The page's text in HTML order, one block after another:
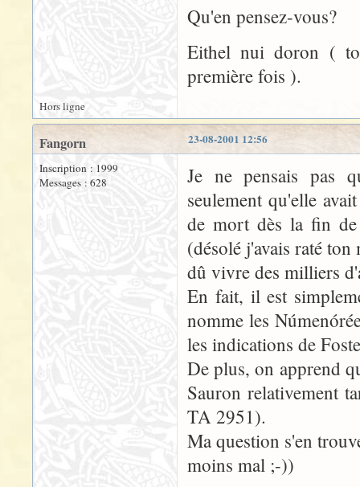
Qu'en pensez-vous?
Eithel nui doron (
première fois ).
Hors ligne
23-08-2001 12:56
Fangorn
Inscription : 1999
Messages : 628
Je ne pensais pas
seulement qu'elle
de mort dès la fin de
(désolé j'avais raté ton
dû vivre des milliers
En fait, il est
nomme les
les indications de
De plus, on apprend
Sauron relativement
TA 2951).
Ma question s'en
moins mal ;-))